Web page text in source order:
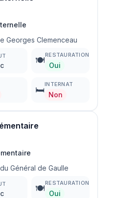
Georges Clemenceau
🍽️
RESTAURATION
Oui
🛏️
INTERNAT
Non
Général de Gaulle
🍽️
RESTAURATION
Oui